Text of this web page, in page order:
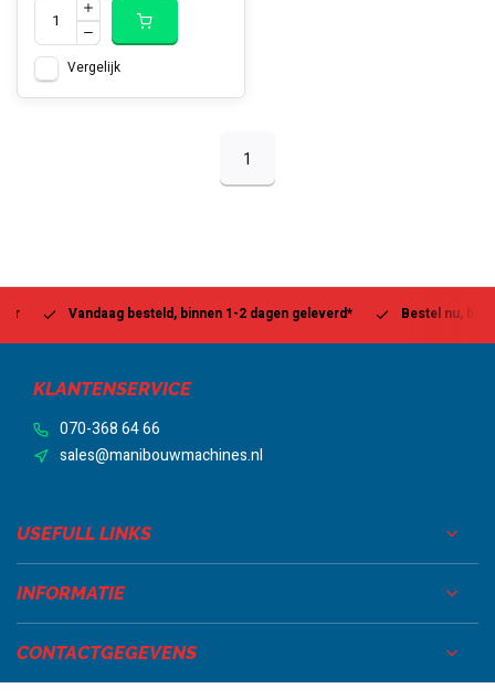
Vergelijk
1
Vandaag besteld, binnen 1-2 dagen geleverd* Bestel nu, betaal
KLANTENSERVICE
070-368 64 66
sales@manibouwmachines.nl
USEFULL LINKS
INFORMATIE
CONTACTGEGEVENS